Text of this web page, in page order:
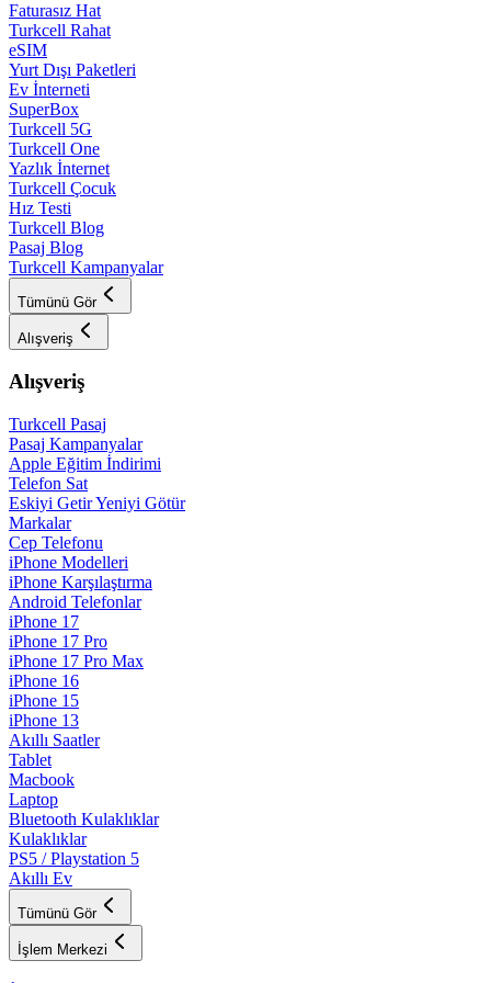
Faturasız Hat
Turkcell Rahat
eSIM
Yurt Dışı Paketleri
Ev İnterneti
SuperBox
Turkcell 5G
Turkcell One
Yazlık İnternet
Turkcell Çocuk
Hız Testi
Turkcell Blog
Pasaj Blog
Turkcell Kampanyalar
Tümünü Gör
Alışveriş
Alışveriş
Turkcell Pasaj
Pasaj Kampanyalar
Apple Eğitim İndirimi
Telefon Sat
Eskiyi Getir Yeniyi Götür
Markalar
Cep Telefonu
iPhone Modelleri
iPhone Karşılaştırma
Android Telefonlar
iPhone 17
iPhone 17 Pro
iPhone 17 Pro Max
iPhone 16
iPhone 15
iPhone 13
Akıllı Saatler
Tablet
Macbook
Laptop
Bluetooth Kulaklıklar
Kulaklıklar
PS5 / Playstation 5
Akıllı Ev
Tümünü Gör
İşlem Merkezi